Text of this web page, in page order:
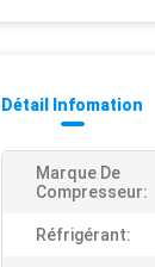
Détail Infomation
Marque De
Compresseur:
Réfrigérant: